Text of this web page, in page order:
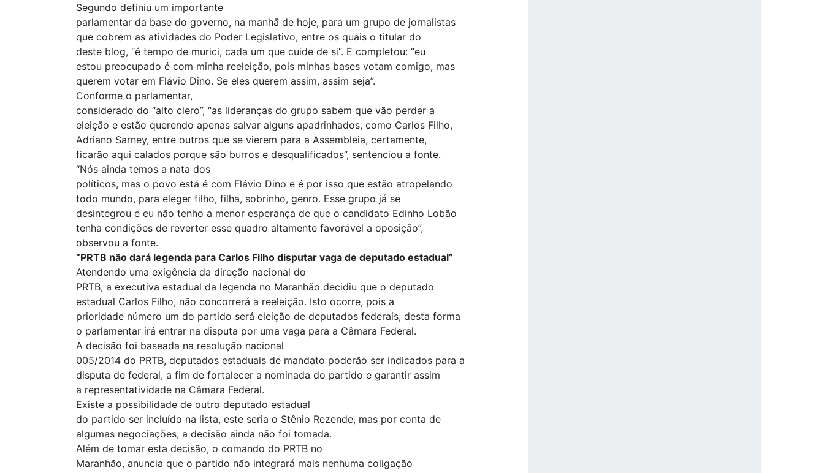
Segundo definiu um importante
parlamentar da base do governo, na manhã de hoje, para um grupo de jornalistas
que cobrem as atividades do Poder Legislativo, entre os quais o titular do
deste blog, “é tempo de murici, cada um que cuide de si”. E completou: “eu
estou preocupado é com minha reeleição, pois minhas bases votam comigo, mas
querem votar em Flávio Dino. Se eles querem assim, assim seja”.
Conforme o parlamentar,
considerado do “alto clero”, “as lideranças do grupo sabem que vão perder a
eleição e estão querendo apenas salvar alguns apadrinhados, como Carlos Filho,
Adriano Sarney, entre outros que se vierem para a Assembleia, certamente,
ficarão aqui calados porque são burros e desqualificados”, sentenciou a fonte.
“Nós ainda temos a nata dos
políticos, mas o povo está é com Flávio Dino e é por isso que estão atropelando
todo mundo, para eleger filho, filha, sobrinho, genro. Esse grupo já se
desintegrou e eu não tenho a menor esperança de que o candidato Edinho Lobão
tenha condições de reverter esse quadro altamente favorável a oposição”,
observou a fonte.
“PRTB não dará legenda para Carlos Filho disputar vaga de deputado estadual”
Atendendo uma exigência da direção nacional do
PRTB, a executiva estadual da legenda no Maranhão decidiu que o deputado
estadual Carlos Filho, não concorrerá a reeleição. Isto ocorre, pois a
prioridade número um do partido será eleição de deputados federais, desta forma
o parlamentar irá entrar na disputa por uma vaga para a Câmara Federal.
A decisão foi baseada na resolução nacional
005/2014 do PRTB, deputados estaduais de mandato poderão ser indicados para a
disputa de federal, a fim de fortalecer a nominada do partido e garantir assim
a representatividade na Câmara Federal.
Existe a possibilidade de outro deputado estadual
do partido ser incluído na lista, este seria o Stênio Rezende, mas por conta de
algumas negociações, a decisão ainda não foi tomada.
Além de tomar esta decisão, o comando do PRTB no
Maranhão, anuncia que o partido não integrará mais nenhuma coligação